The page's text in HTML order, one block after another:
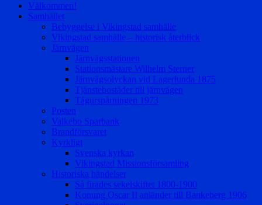
Välkommen!
Samhället
Bebyggelse i Vikingstad samhälle
Vikingstad samhälle – historisk återblick
Järnvägen
Järnvägsstationen
Stationsmästare Wilhelm Sterner
Järnvägsolyckan vid Lagerlunda 1875
Tjänstebostäder till järnvägen
Tågurspårningen 1973
Posten
Valkebo Sparbank
Brandförsvaret
Kyrkligt
Svenska kyrkan
Vikingstad Missionsförsamling
Historiska händelser
Så firades sekelskiftet 1800-1900
Konung Oscar II anländer till Bankeberg 1906